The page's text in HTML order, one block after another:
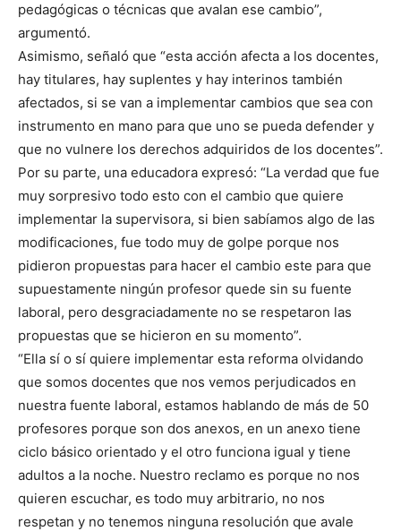
pedagógicas o técnicas que avalan ese cambio”,
argumentó.
Asimismo, señaló que “esta acción afecta a los docentes,
hay titulares, hay suplentes y hay interinos también
afectados, si se van a implementar cambios que sea con
instrumento en mano para que uno se pueda defender y
que no vulnere los derechos adquiridos de los docentes”.
Por su parte, una educadora expresó: “La verdad que fue
muy sorpresivo todo esto con el cambio que quiere
implementar la supervisora, si bien sabíamos algo de las
modificaciones, fue todo muy de golpe porque nos
pidieron propuestas para hacer el cambio este para que
supuestamente ningún profesor quede sin su fuente
laboral, pero desgraciadamente no se respetaron las
propuestas que se hicieron en su momento”.
“Ella sí o sí quiere implementar esta reforma olvidando
que somos docentes que nos vemos perjudicados en
nuestra fuente laboral, estamos hablando de más de 50
profesores porque son dos anexos, en un anexo tiene
ciclo básico orientado y el otro funciona igual y tiene
adultos a la noche. Nuestro reclamo es porque no nos
quieren escuchar, es todo muy arbitrario, no nos
respetan y no tenemos ninguna resolución que avale